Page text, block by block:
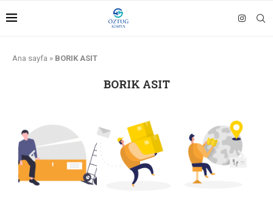
Ana sayfa » BORIK ASIT
BORIK ASIT